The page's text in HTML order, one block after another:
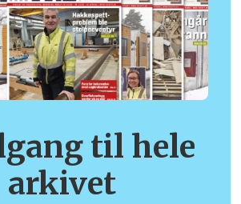
til hele
arkivet